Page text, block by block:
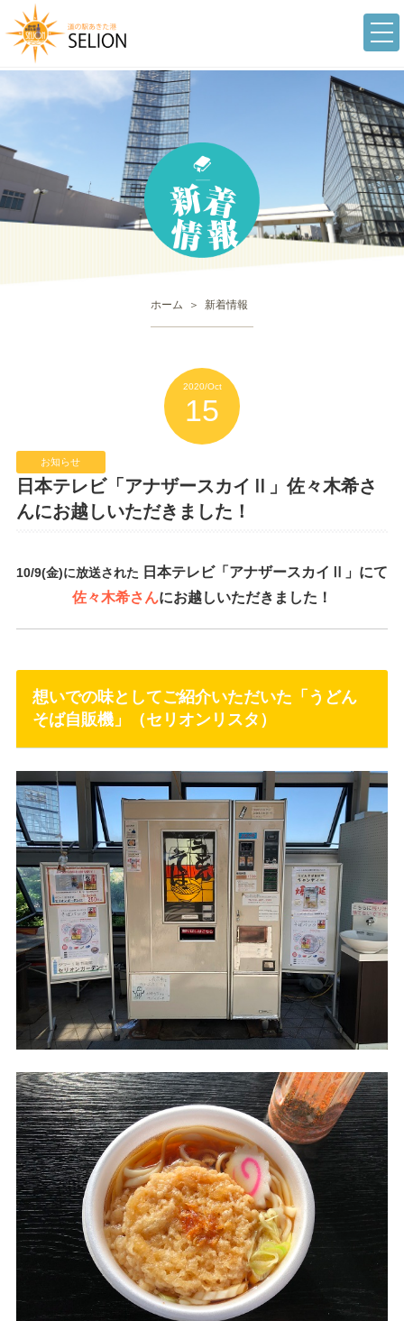
ホーム 新着情報
2020/Oct
15
お知らせ
日本テレビ「アナザースカイⅡ」佐々木希さ
んにお越しいただきました！
10/9(金)に放送された 日本テレビ「アナザースカイⅡ」にて
佐々木希さんにお越しいただきました！
想いでの味としてご紹介いただいた「うどん
そば自販機」（セリオンリスタ）